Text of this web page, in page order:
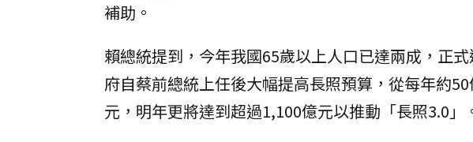
補助。
賴總統提到，今年我國65歲以上人口已達兩成，正
府自蔡前總統上任後大幅提高長照預算，從每年約
元，明年更將達到超過1,100億元以推動「長照3.0」